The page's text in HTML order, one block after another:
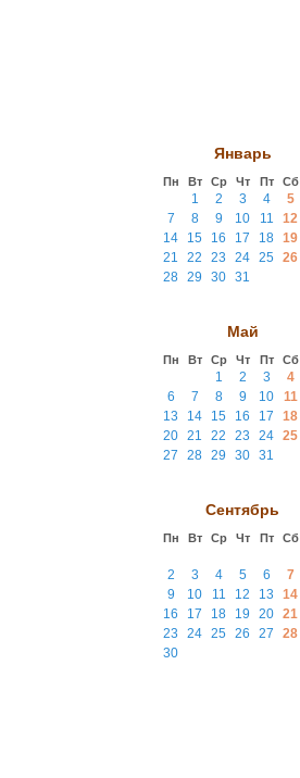
Январь
Пн Вт Ср Чт Пт Сб
1 2 3 4 5
7
8 9 10 11 12
14
15 16 17 18 19
21
22 23 24 25 26
28 29 30 31
Май
Пн Вт Ср Чт Пт Сб
1 2 3 4
6
7 8 9 10 11
13
14 15 16 17 18
20 21 22 23 24 25
27
28 29 30 31
Сентябрь
Пн Вт Ср Чт Пт Сб
2
3 4 5 6 7
9
10 11 12 13 14
16
17 18 19 20 21
23
24 25 26 27 28
30